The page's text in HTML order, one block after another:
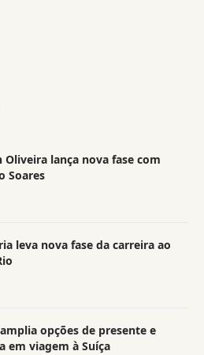
Oliveira lança nova fase com
Soares
leva nova fase da carreira ao
opções de presente e
em viagem à Suíça